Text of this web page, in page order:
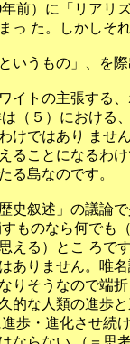
前）に「リアリ
っ た。しかしそ
いうもの」、を
イトの主張する
（５）における
けではあり ませ
ることになるわ
る島なのです。
叙述」の議論
ものなら何でも
える）とこ ろで
ありません。唯
りそうなので端
的な人類の進歩
歩・進化させ続